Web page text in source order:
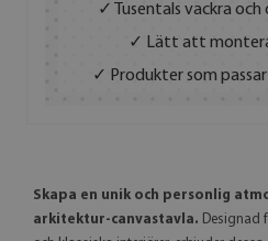
✓ Tusentals vackra
✓ Lätt att
✓ Produkter som
Skapa en unik och personlig
arkitektur-canvastavla. Designad